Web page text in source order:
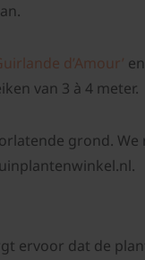
d’Amour’ en
van 3 à 4 meter.
grond. We
ervoor dat de